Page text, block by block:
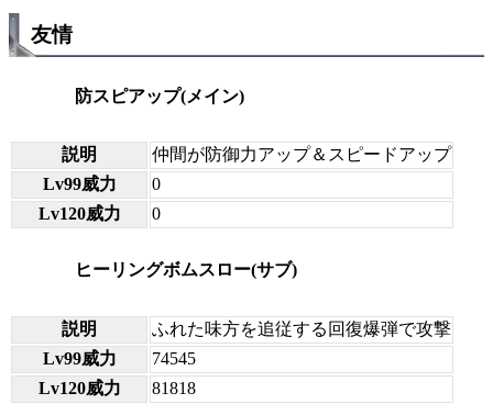
友情
防スピアップ(メイン)
説明
仲間が防御力アップ＆スピードアップ
Lv99威力
0
Lv120威力
0
ヒーリングボムスロー(サブ)
説明
ふれた味方を追従する回復爆弾で攻撃
Lv99威力
74545
Lv120威力
81818